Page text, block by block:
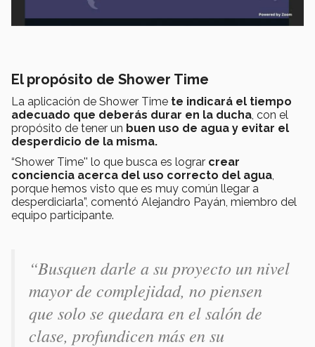
El propósito de Shower Time
La aplicación de Shower Time te indicará el tiempo
adecuado que deberás durar en la ducha, con el
propósito de tener un buen uso de agua y evitar el
desperdicio de la misma.
“Shower Time'' lo que busca es lograr crear
conciencia acerca del uso correcto del agua,
porque hemos visto que es muy común llegar a
desperdiciarla”, comentó Alejandro Payán, miembro del
equipo participante.
“Busquen darle a su proyecto un nivel
mayor de complejidad, no piensen
que solo se quedara en el salón de
clase, profundicen más en su